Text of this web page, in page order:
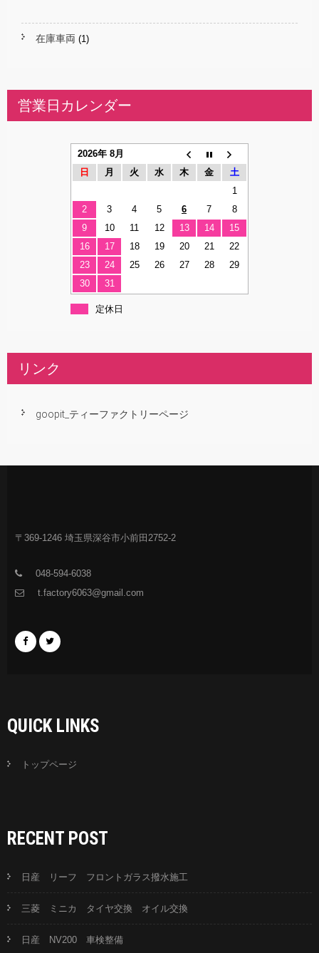
在庫車両 (1)
営業日カレンダー
2026年 8月
日
月 火 水 木 金
土
1
2
3 4 5 6 7
8
9
10 11 12 13 14
15
16
17 18 19 20 21
22
23
24 25 26 27 28
29
30
31
定休日
リンク
goopit_ティーファクトリーページ
〒369-1246 埼玉県深谷市小前田2752-2
048-594-6038
t.factory6063@gmail.com
QUICK LINKS
トップページ
RECENT POST
日産 リーフ フロントガラス撥水施工
三菱 ミニカ タイヤ交換 オイル交換
日産 NV200 車検整備